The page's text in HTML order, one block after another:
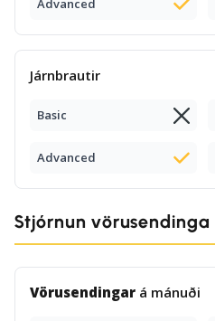
Advanced
Járnbrautir
Basic
Advanced
Stjórnun vörusendinga
Vörusendingar á mánuði